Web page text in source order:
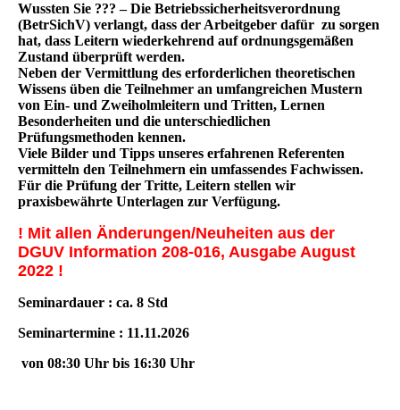
Wussten Sie ??? – Die Betriebssicherheitsverordnung
(BetrSichV) verlangt, dass der Arbeitgeber dafür zu sorgen
hat, dass Leitern wiederkehrend auf ordnungsgemäßen
Zustand überprüft werden.
Neben der Vermittlung des erforderlichen theoretischen
Wissens üben die Teilnehmer an umfangreichen Mustern
von Ein- und Zweiholmleitern und Tritten, Lernen
Besonderheiten und die unterschiedlichen
Prüfungsmethoden kennen.
Viele Bilder und Tipps unseres erfahrenen Referenten
vermitteln den Teilnehmern ein umfassendes Fachwissen.
Für die Prüfung der Tritte, Leitern stellen wir
praxisbewährte Unterlagen zur Verfügung.
! Mit allen Änderungen/Neuheiten aus der
DGUV Information 208-016, Ausgabe August
2022 !
Seminardauer : ca. 8 Std
Seminartermine : 11.11.2026
von 08:30 Uhr bis 16:30 Uhr